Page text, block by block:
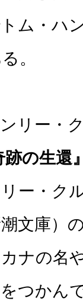
ム・ハ
。
リー・
跡の生還
ー・ク
潮文庫）
ナの名
つかん